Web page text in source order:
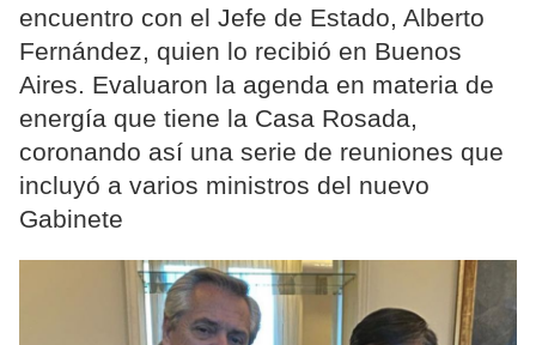
encuentro con el Jefe de Estado, Alberto
Fernández, quien lo recibió en Buenos
Aires. Evaluaron la agenda en materia de
energía que tiene la Casa Rosada,
coronando así una serie de reuniones que
incluyó a varios ministros del nuevo
Gabinete